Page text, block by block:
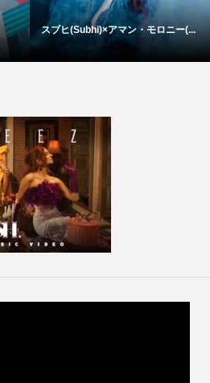
スブヒ(Subhi)×アマン・モロニー(...